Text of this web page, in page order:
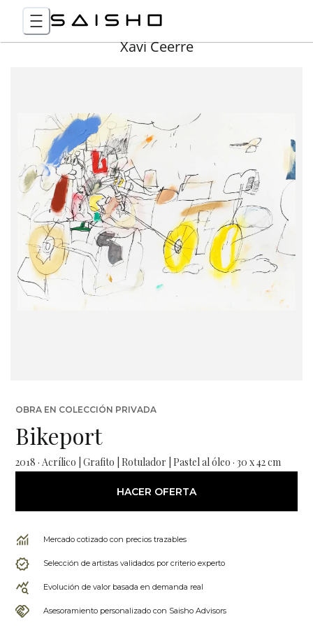
Xavi Ceerre
OBRA EN COLECCIÓN PRIVADA
Bikeport
2018 · Acrílico | Grafito | Rotulador | Pastel al óleo · 30 x 42 cm
HACER OFERTA
Mercado cotizado con precios trazables
Selección de artistas validados por criterio experto
Evolución de valor basada en demanda real
Asesoramiento personalizado con Saisho Advisors